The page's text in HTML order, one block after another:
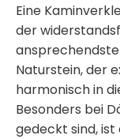
Eine
der
Naturstein, der
harmonisch in
Besonders bei
gedeckt sind,